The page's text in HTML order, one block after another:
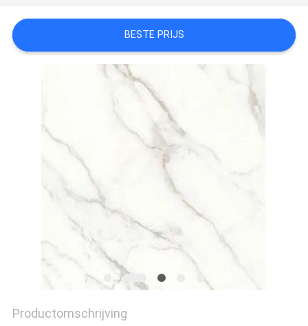
PRIVACYBELEID
BESTE PRIJS
Productomschrijving